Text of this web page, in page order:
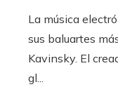
La música
sus baluartes
Kavinsky. El
gl...